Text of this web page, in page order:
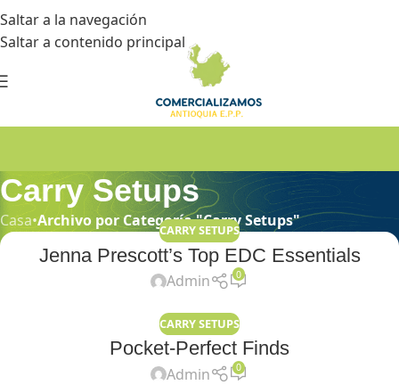
Saltar a la navegación
Saltar a contenido principal
Carry Setups
Casa•Archivo por Categoría "Carry Setups"
CARRY SETUPS
Jenna Prescott’s Top EDC Essentials
Admin 0
CARRY SETUPS
Pocket-Perfect Finds
Admin 0